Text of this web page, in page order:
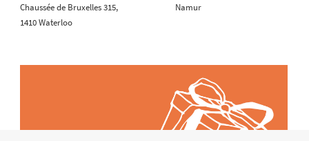
Chaussée de Bruxelles 315,
1410 Waterloo
Namur